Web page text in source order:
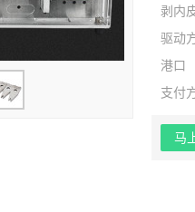
剥内
驱动
港口
支付
马